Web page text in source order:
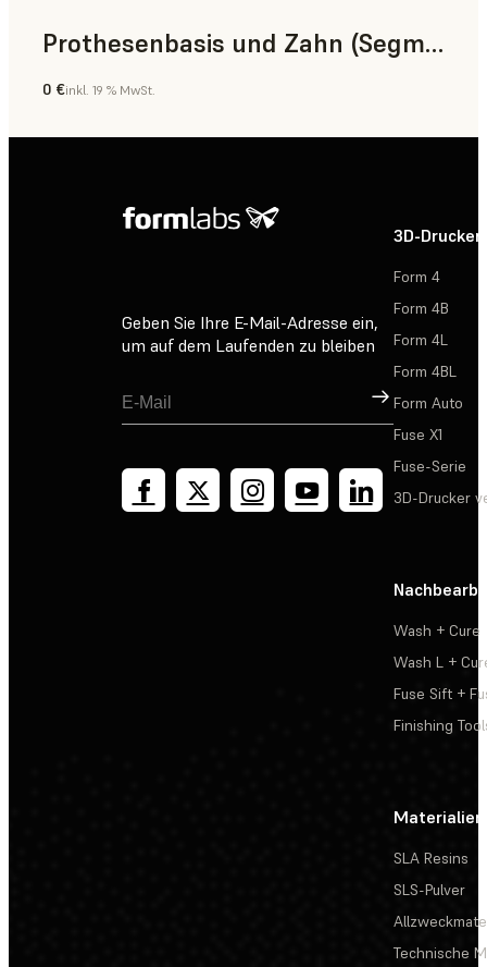
Prothesenbasis und Zahn (Segment)
Zahnmedizin
0 €inkl. 19 % MwSt.
Geben Sie Ihre E-Mail-Adresse ein,
um auf dem Laufenden zu bleiben
Registrieren
3D-Drucker
Form 4
Form 4B
Form 4L
Form 4BL
Form Auto
Fuse X1
Fuse-Serie
3D-Drucker
Wash + Cure
Wash L +
Fuse Sift +
Finishing
Materialien
SLA Resins
SLS-Pulver
Technische